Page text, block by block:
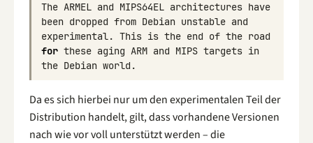
The ARMEL and MIPS64EL architectures have
been dropped from Debian unstable and
experimental. This is the end of the road
for these aging ARM and MIPS targets in
the Debian world.
Da es sich hierbei nur um den experimentalen Teil der
Distribution handelt, gilt, dass vorhandene Versionen
nach wie vor voll unterstützt werden – die